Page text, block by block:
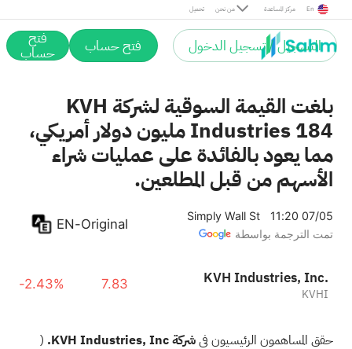
تحميل من نحن مركز المساعدة En
التسجيل / تسجيل الدخول فتح حساب فتح
حساب
بلغت القيمة السوقية لشركة KVH
Industries 184 مليون دولار أمريكي،
مما يعود بالفائدة على عمليات شراء
الأسهم من قبل المطلعين.
Simply Wall St
11:20 07/05
تمت الترجمة بواسطة
EN-Original
KVH Industries, Inc.
KVHI
7.83
-2.43%
حقق المساهمون الرئيسيون فيشركة KVH Industries, Inc.
(